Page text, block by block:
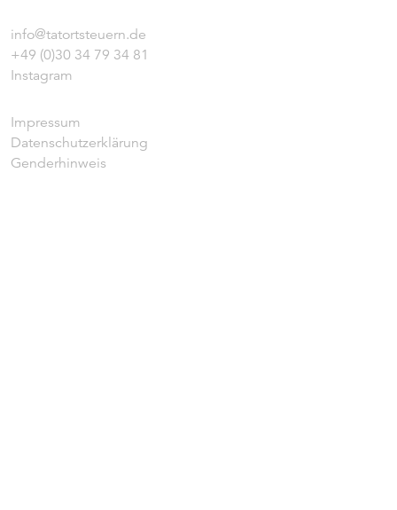
info@tatortsteuern.de
+49 (0)30 34 79 34 81
Instagram
Impressum
Datenschutzerklärung
Genderhinweis